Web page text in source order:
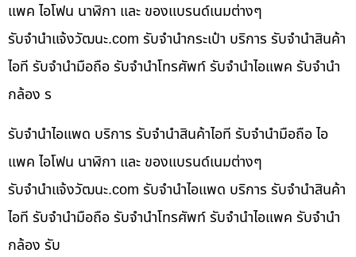
แพค ไอโฟน นาฬิกา และ ของแบรนด์เนมต่างๆ
รับจํานําแจ้งวัฒนะ.com รับจำนำกระเป๋า บริการ รับจำนำสินค้า
ไอที รับจำนำมือถือ รับจำนำโทรศัพท์ รับจำนำไอแพค รับจำนำ
กล้อง ร
รับจำนำไอแพด บริการ รับจำนำสินค้าไอที รับจำนำมือถือ ไอ
แพค ไอโฟน นาฬิกา และ ของแบรนด์เนมต่างๆ
รับจํานําแจ้งวัฒนะ.com รับจำนำไอแพด บริการ รับจำนำสินค้า
ไอที รับจำนำมือถือ รับจำนำโทรศัพท์ รับจำนำไอแพค รับจำนำ
กล้อง รับ